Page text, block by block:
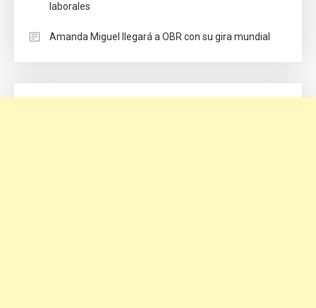
laborales
Amanda Miguel llegará a OBR con su gira mundial